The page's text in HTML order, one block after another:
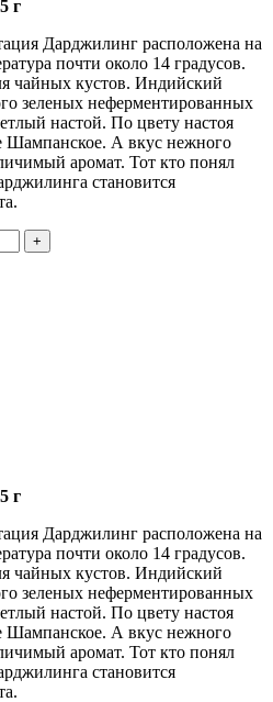
г
Дарджилинг расположена на
почти около 14 градусов.
чайных кустов. Индийский
зеленых неферментированных
настой. По цвету настоя
Шампанское. А вкус нежного
аромат. Тот кто понял
становится
г
Дарджилинг расположена на
почти около 14 градусов.
чайных кустов. Индийский
зеленых неферментированных
настой. По цвету настоя
Шампанское. А вкус нежного
аромат. Тот кто понял
становится